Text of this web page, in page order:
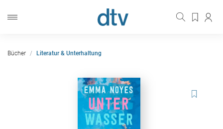
Bücher Literatur & Unterhaltung